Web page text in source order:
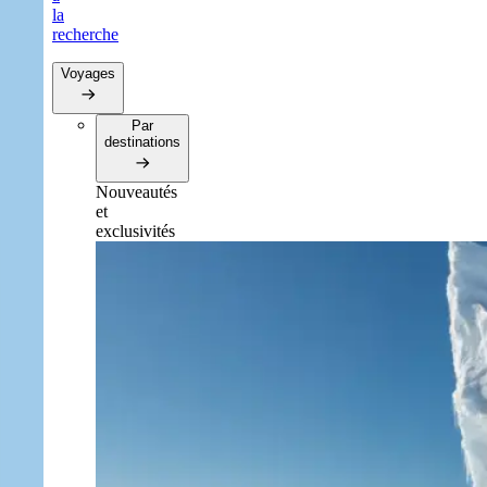
la
recherche
Voyages
Par
destinations
Nouveautés
et
exclusivités